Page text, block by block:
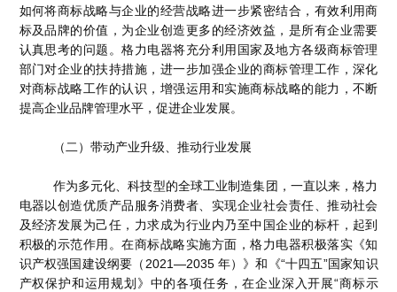
如何将商标战略与企业的经营战略进一步紧密结合，有效利用商
标及品牌的价值，为企业创造更多的经济效益，是所有企业需要
认真思考的问题。格力电器将充分利用国家及地方各级商标管理
部门对企业的扶持措施，进一步加强企业的商标管理工作，深化
对商标战略工作的认识，增强运用和实施商标战略的能力，不断
提高企业品牌管理水平，促进企业发展。
（二）带动产业升级、推动行业发展
作为多元化、科技型的全球工业制造集团，一直以来，格力
电器以创造优质产品服务消费者、实现企业社会责任、推动社会
及经济发展为己任，力求成为行业内乃至中国企业的标杆，起到
积极的示范作用。在商标战略实施方面，格力电器积极落实《知
识产权强国建设纲要（2021—2035 年）》和《“十四五”国家知识
产权保护和运用规划》中的各项任务，在企业深入开展“商标示